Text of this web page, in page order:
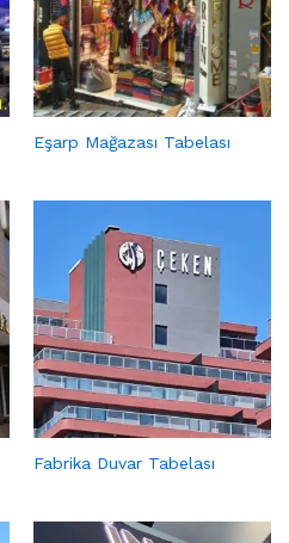
Eşarp Mağazası Tabelası
Fabrika Duvar Tabelası